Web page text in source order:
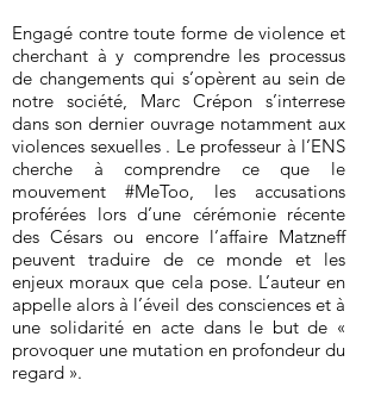
Engagé contre toute forme de violence et
cherchant à y comprendre les processus
de changements qui s’opèrent au sein de
notre société, Marc Crépon s’interrese
dans son dernier ouvrage notamment aux
violences sexuelles . Le professeur à l’ENS
cherche à comprendre ce que le
mouvement #MeToo, les accusations
proférées lors d’une cérémonie récente
des Césars ou encore l’affaire Matzneff
peuvent traduire de ce monde et les
enjeux moraux que cela pose. L’auteur en
appelle alors à l’éveil des consciences et à
une solidarité en acte dans le but de «
provoquer une mutation en profondeur du
regard ».